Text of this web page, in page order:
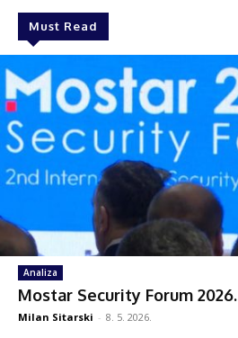
Must Read
Analiza
Mostar Security Forum 2026.
Milan Sitarski - 8. 5. 2026.